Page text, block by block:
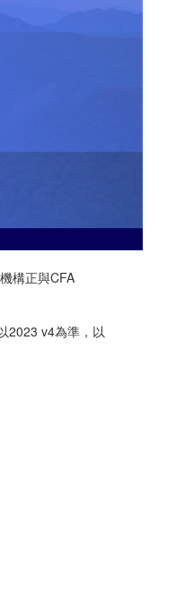
構正與CFA
2023 v4為準，以